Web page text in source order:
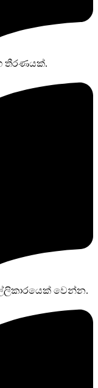
තීරණයක්.
වෙන්න.